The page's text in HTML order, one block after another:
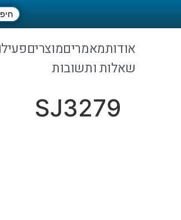
אודותמאמריםמוצרים
שאלות ותשובות
SJ3279